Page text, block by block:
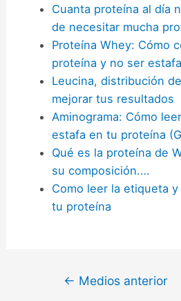
Cuanta proteína al día
de necesitar mucha
Proteína Whey: Cómo
proteína y no ser
Leucina, distribución
mejorar tus resultados
Aminograma: Cómo
estafa en tu proteína
Qué es la proteína de
su composición.…
Como leer la etiqueta
tu proteína
← Medios anterior